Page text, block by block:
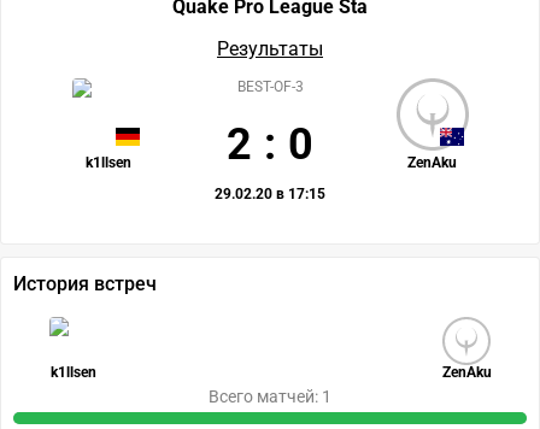
Quake Pro League Sta
Результаты
k1llsen ZenAku
BEST-OF-3
2 : 0
29.02.20 в 17:15
История встреч
k1llsen ZenAku
Всего матчей: 1